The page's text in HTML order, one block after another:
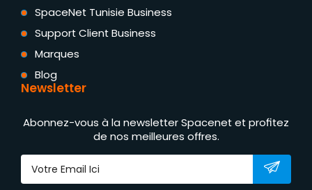
SpaceNet Tunisie Business
Support Client Business
Marques
Blog
Newsletter
Abonnez-vous à la newsletter Spacenet et profitez
de nos meilleures offres.